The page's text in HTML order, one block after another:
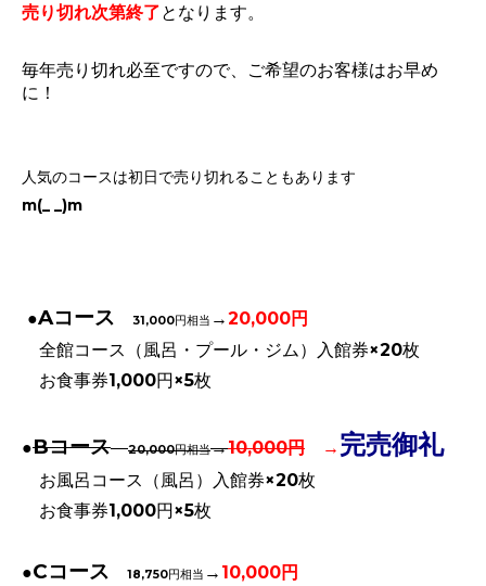
売り切れ次第終了となります。
毎年売り切れ必至ですので、ご希望のお客様はお早め
に！
人気のコースは初日で売り切れることもあります
m(_ _)m
●Aコース 31,000円相当 →20,000円
全館コース（風呂・プール・ジム）入館券×20枚
お食事券1,000円×5枚
●Bコース 20,000円相当→10,000円 → 完売御礼
お風呂コース（風呂）入館券×20枚
お食事券1,000円×5枚
●Cコース 18,750円相当 → 10,000円